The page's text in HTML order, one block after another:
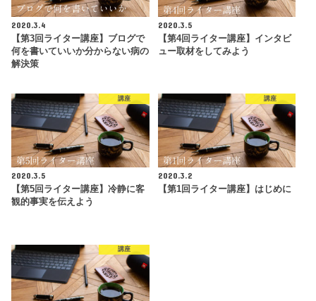
2020.3.4
【第3回ライター講座】ブログで
何を書いていいか分からない病の
解決策
2020.3.5
【第4回ライター講座】インタビ
ュー取材をしてみよう
講座
2020.3.5
【第5回ライター講座】冷静に客
観的事実を伝えよう
講座
2020.3.2
【第1回ライター講座】はじめに
講座